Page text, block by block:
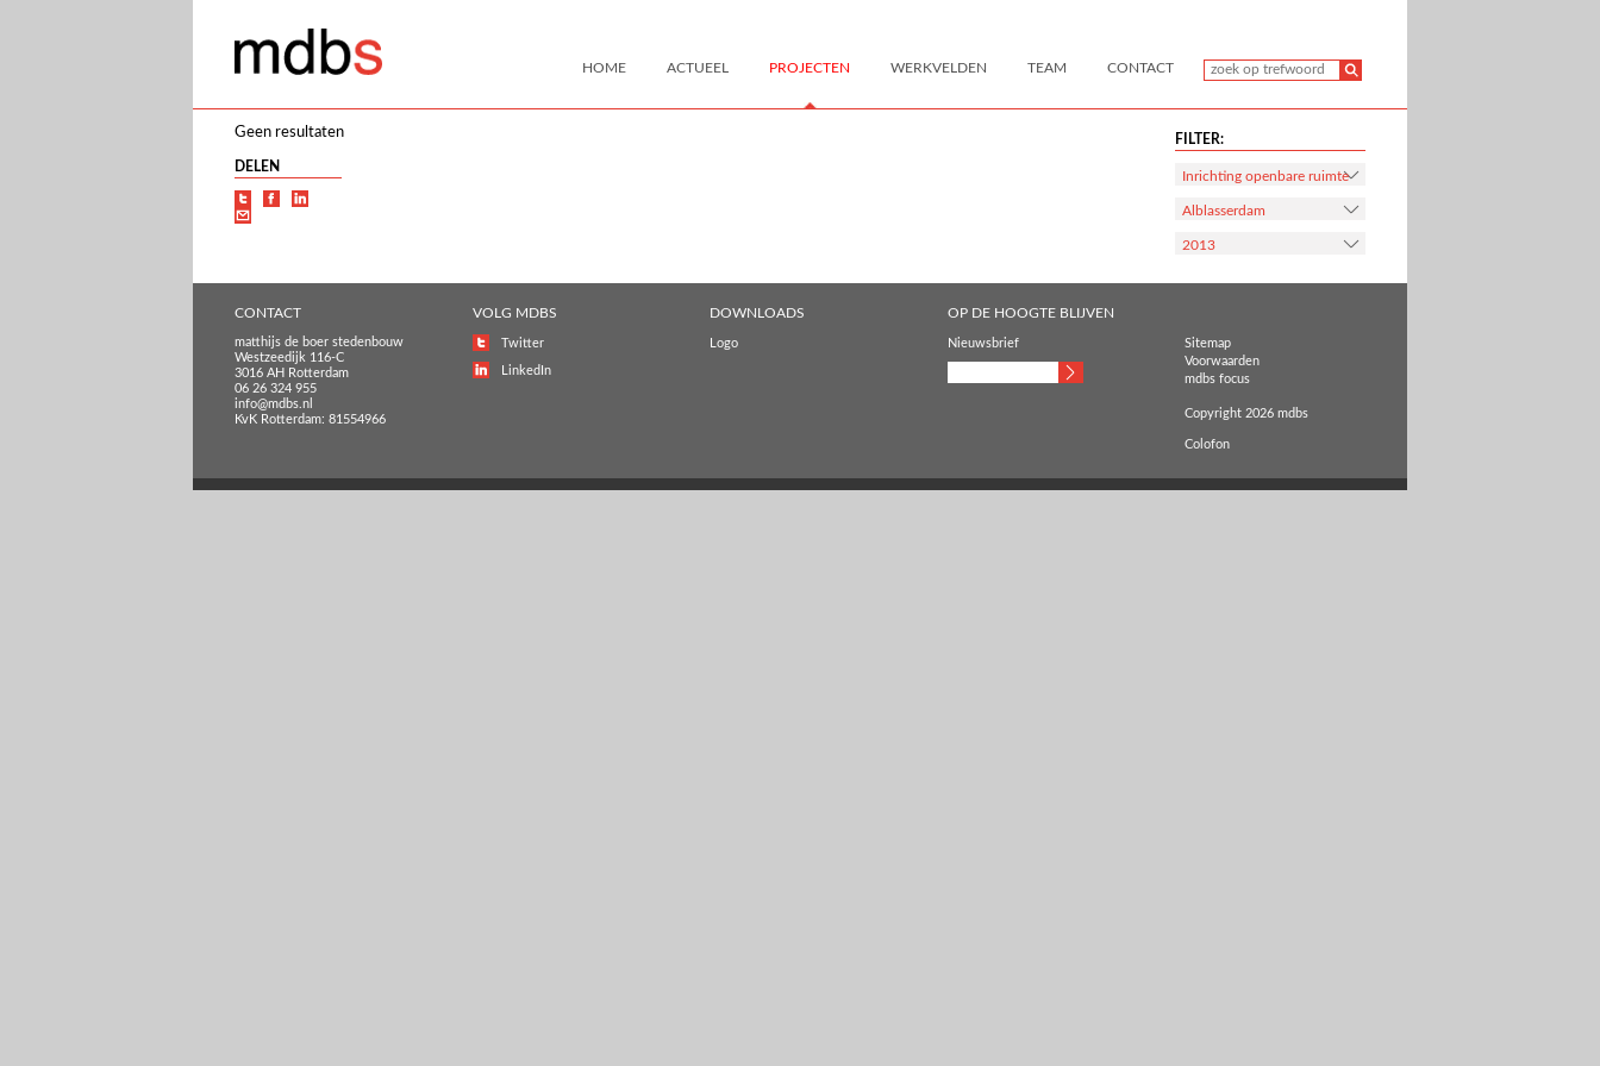
HOME ACTUEEL PROJECTEN WERKVELDEN TEAM CONTACT
Geen resultaten
DELEN
FILTER:
Inrichting openbare ruimte
Alblasserdam
2013
CONTACT
matthijs de boer stedenbouw
Westzeedijk 116-C
3016 AH Rotterdam
06 26 324 955
info@mdbs.nl
KvK Rotterdam: 81554966
VOLG MDBS
Twitter
LinkedIn
DOWNLOADS
Logo
OP DE HOOGTE BLIJVEN
Nieuwsbrief
Sitemap
Voorwaarden
mdbs focus
Copyright 2026 mdbs
Colofon